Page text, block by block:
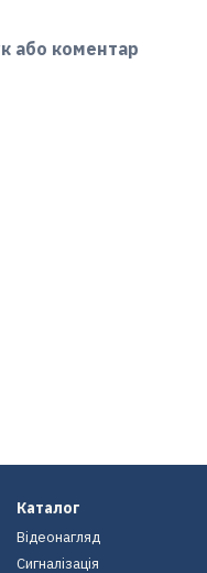
або коментар
Каталог
Відеонагляд
Сигналізація